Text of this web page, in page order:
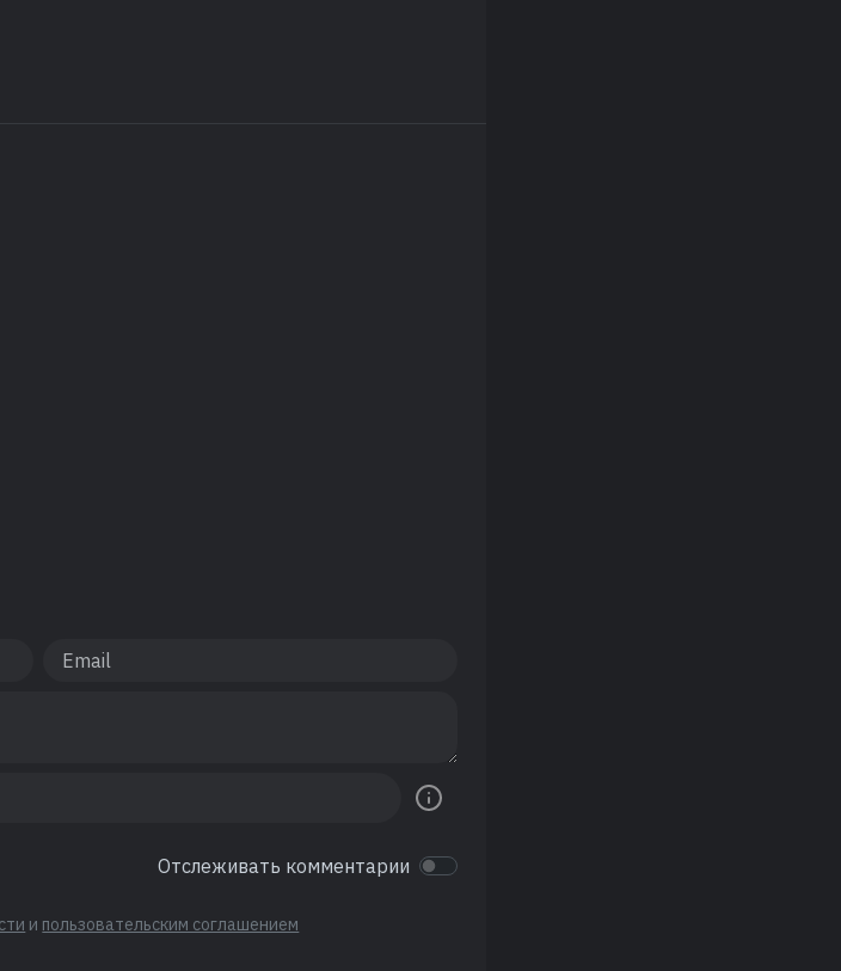
Отслеживать комментарии
и пользовательским соглашением